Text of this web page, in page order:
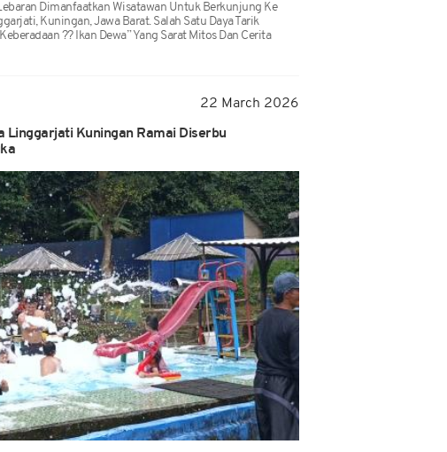
Dimanfaatkan Wisatawan Untuk Berkunjung Ke
Kuningan, Jawa Barat. Salah Satu Daya Tarik
?? Ikan Dewa” Yang Sarat Mitos Dan Cerita
22 March 2026
Linggarjati Kuningan Ramai Diserbu